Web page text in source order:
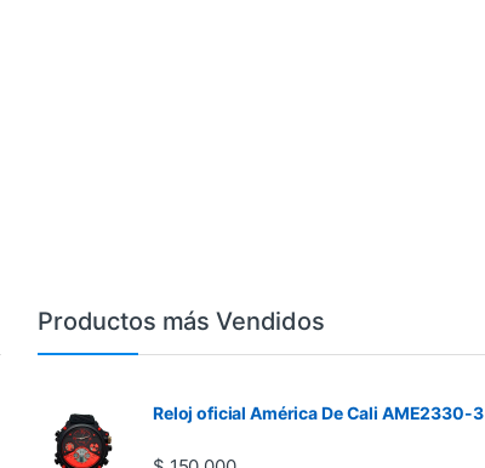
Productos más Vendidos
Reloj oficial América De Cali AME2330-3